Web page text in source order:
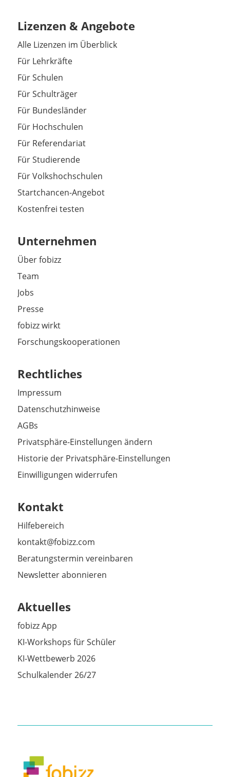
Lizenzen & Angebote
Alle Lizenzen im Überblick
Für Lehrkräfte
Für Schulen
Für Schulträger
Für Bundesländer
Für Hochschulen
Für Referendariat
Für Studierende
Für Volkshochschulen
Startchancen-Angebot
Kostenfrei testen
Unternehmen
Über fobizz
Team
Jobs
Presse
fobizz wirkt
Forschungskooperationen
Rechtliches
Impressum
Datenschutzhinweise
AGBs
Privatsphäre-Einstellungen ändern
Historie der Privatsphäre-Einstellungen
Einwilligungen widerrufen
Kontakt
Hilfebereich
kontakt@fobizz.com
Beratungstermin vereinbaren
Newsletter abonnieren
Aktuelles
fobizz App
KI-Workshops für Schüler
KI-Wettbewerb 2026
Schulkalender 26/27